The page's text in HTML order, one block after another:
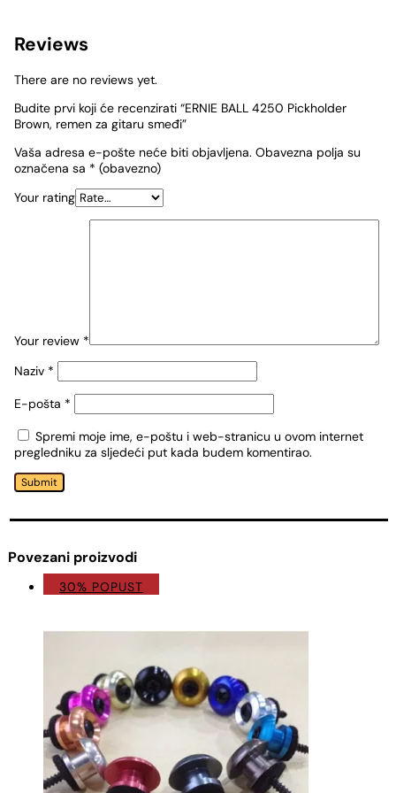
Reviews
There are no reviews yet.
Budite prvi koji će recenzirati “ERNIE BALL 4250 Pickholder
Brown, remen za gitaru smeđi”
Vaša adresa e-pošte neće biti objavljena. Obavezna polja su
označena sa * (obavezno)
Your rating
Your review *
Naziv *
E-pošta *
Spremi moje ime, e-poštu i web-stranicu u ovom internet
pregledniku za sljedeći put kada budem komentirao.
Submit
Povezani proizvodi
30% POPUST